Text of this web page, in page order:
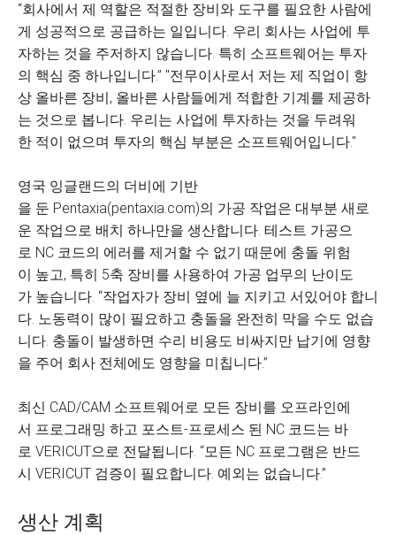
“회사에서 제 역할은 적절한 장비와 도구를 필요한 사람에
게 성공적으로 공급하는 일입니다. 우리 회사는 사업에 투
자하는 것을 주저하지 않습니다. 특히 소프트웨어는 투자
의 핵심 중 하나입니다.” "전무이사로서 저는 제 직업이 항
상 올바른 장비, 올바른 사람들에게 적합한 기계를 제공하
는 것으로 봅니다. 우리는 사업에 투자하는 것을 두려워
한 적이 없으며 투자의 핵심 부분은 소프트웨어입니다."
영국 잉글랜드의 더비에 기반
을 둔 Pentaxia(pentaxia.com)의 가공 작업은 대부분 새로
운 작업으로 배치 하나만을 생산합니다. 테스트 가공으
로 NC 코드의 에러를 제거할 수 없기 때문에 충돌 위험
이 높고, 특히 5축 장비를 사용하여 가공 업무의 난이도
가 높습니다. “작업자가 장비 옆에 늘 지키고 서있어야 합니
다. 노동력이 많이 필요하고 충돌을 완전히 막을 수도 없습
니다. 충돌이 발생하면 수리 비용도 비싸지만 납기에 영향
을 주어 회사 전체에도 영향을 미칩니다.”
최신 CAD/CAM 소프트웨어로 모든 장비를 오프라인에
서 프로그래밍 하고 포스트-프로세스 된 NC 코드는 바
로 VERICUT으로 전달됩니다. “모든 NC 프로그램은 반드
시 VERICUT 검증이 필요합니다. 예외는 없습니다.”
생산 계획